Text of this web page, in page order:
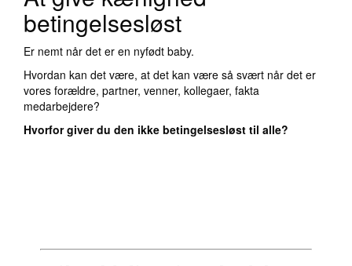
betingelsesløst
Er nemt når det er en nyfødt baby.
Hvordan kan det være, at det kan være så svært når det er
vores forældre, partner, venner, kollegaer, fakta
medarbejdere?
Hvorfor giver du den ikke betingelsesløst til alle?